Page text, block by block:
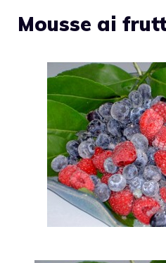
Mousse ai